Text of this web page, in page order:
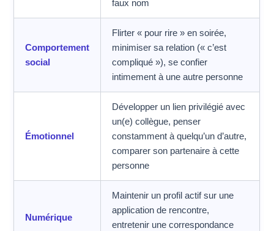
faux nom
Comportement
social
Flirter « pour rire » en soirée,
minimiser sa relation (« c’est
compliqué »), se confier
intimement à une autre personne
Émotionnel
Développer un lien privilégié avec
un(e) collègue, penser
constamment à quelqu’un d’autre,
comparer son partenaire à cette
personne
Numérique
Maintenir un profil actif sur une
application de rencontre,
entretenir une correspondance